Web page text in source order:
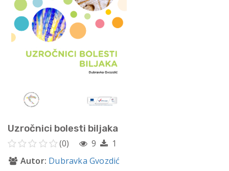
Uzročnici bolesti biljaka
(0) 9
1
Autor: Dubravka Gvozdić